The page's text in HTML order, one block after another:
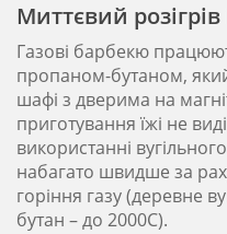
Миттєвий
Газові барбекю
пропаном-бутаном,
шафі з дверима на
приготування їжі не
використанні
набагато швидше за
горіння газу (деревне
бутан – до 2000С).